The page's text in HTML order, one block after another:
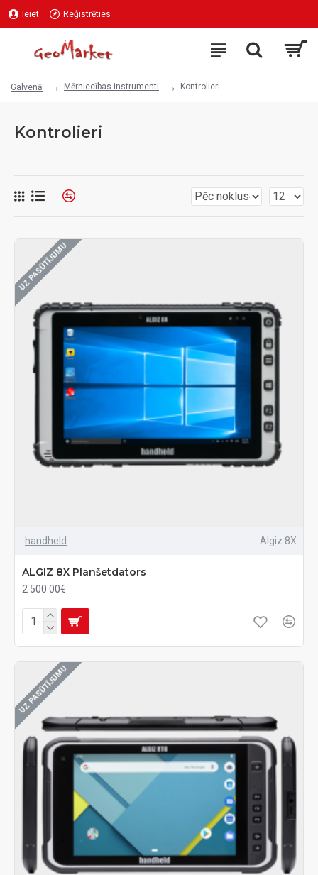
Ieiet Reģistrēties
Galvenā Mērniecības instrumenti Kontrolieri
Kontrolieri
UZ PASŪTĪJUMU
handheld Algiz 8X
ALGIZ 8X Planšetdators
2 500.00€
UZ PASŪTĪJUMU